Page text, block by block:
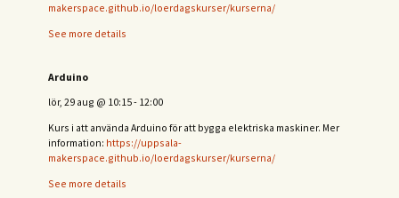
makerspace.github.io/loerdagskurser/kurserna/
See more details
Arduino
lör, 29 aug @ 10:15- 12:00
Kurs i att använda Arduino för att bygga elektriska maskiner. Mer
information: https://uppsala-
makerspace.github.io/loerdagskurser/kurserna/
See more details